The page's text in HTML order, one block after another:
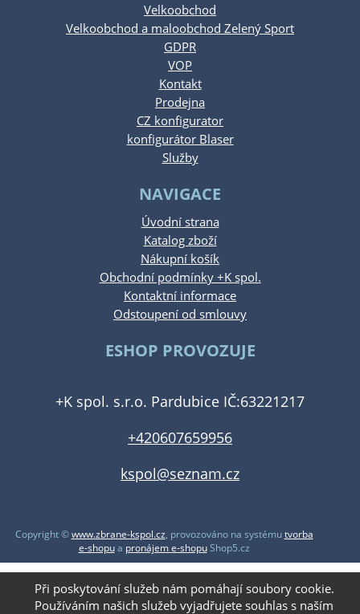
Velkoobchod
Velkoobchod a maloobchod Zelený Sport
GDPR
VOP
Kontakt
Prodejna
CZ konfigurator
konfigurátor Blaser
Služby
NAVIGACE
Úvodní strana
Katalog zboží
Nákupní košík
Obchodní podmínky +K spol.
Kontaktní informace
Odstoupení od smlouvy
ESHOP PROVOZUJE
+K spol. s.r.o. Pardubice IČ:63221217
+420607659956
kspol@seznam.cz
Copyright ©www.zbrane-kspol.cz, provozováno na systémutvorba
e-shopua pronájem e-shopuShop5.cz
Při poskytování služeb nám pomáhají soubory cookie.
Používáním našich služeb vyjadřujete souhlas s naším